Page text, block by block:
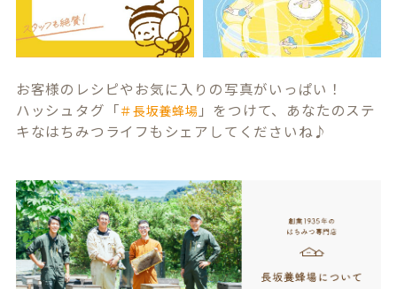
お客様のレシピやお気に入りの写真がいっぱい！
ハッシュタグ「＃長坂養蜂場 」をつけて、あなたのステ
キなはちみつライフもシェアしてくださいね♪